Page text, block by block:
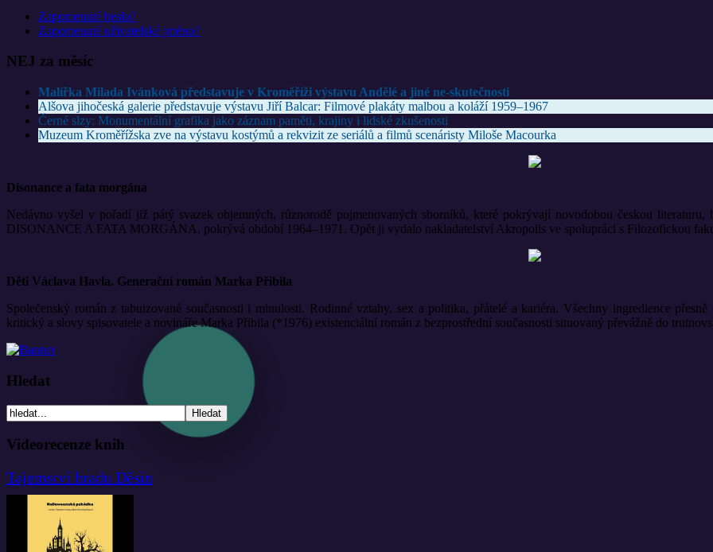
Zapomenuté heslo?
Zapomenuté uživatelské jméno?
NEJ za měsíc
Malířka Milada Ivánková představuje v Kroměříži výstavu Andělé a jiné ne-skutečnosti
Alšova jihočeská galerie představuje výstavu Jiří Balcar: Filmové plakáty malbou a koláží 1959–1967
Černé slzy: Monumentální grafika jako záznam paměti, krajiny i lidské zkušenosti
Muzeum Kroměřížska zve na výstavu kostýmů a rekvizit ze seriálů a filmů scenáristy Miloše Macourka
Disonance a fata morgána
Nedávno vyšel v pořadí již pátý svazek objemných, různorodě pojmenovaných sborníků, které pokrývají novodobou českou
DISONANCE A FATA MORGÁNA, pokrývá období 1964–1971. Opět ji vydalo nakladatelství Akropolis ve spolupráci s Filozofickou
Děti Václava Havla. Generační román Marka Přibila
Společenský román z tabuizované současnosti i minulosti. Rodinné vztahy, sex a politika, přátelé a kariéra. Všechny ingredience
kritický a slovy spisovatele a novináře Marka Přibila (*1976) existenciální román z bezprostřední současnosti situovaný převážně do
Hledat
Videorecenze knih
Tajemství hradu Děsín